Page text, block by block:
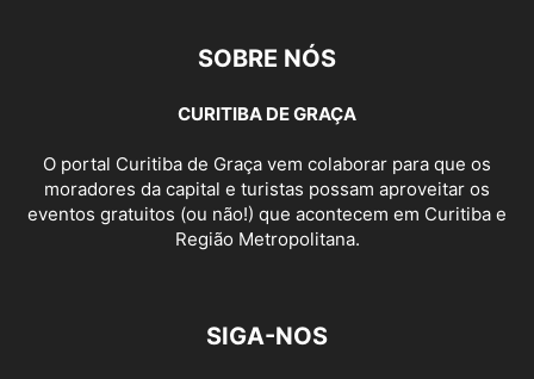
SOBRE NÓS
CURITIBA DE GRAÇA
O portal Curitiba de Graça vem colaborar para que os
moradores da capital e turistas possam aproveitar os
eventos gratuitos (ou não!) que acontecem em Curitiba e
Região Metropolitana.
SIGA-NOS